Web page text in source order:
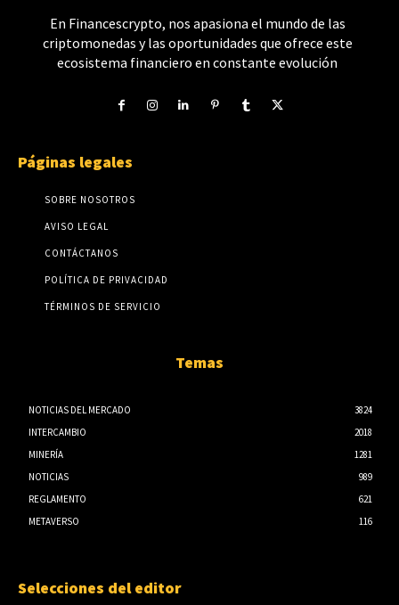
En Financescrypto, nos apasiona el mundo de las
criptomonedas y las oportunidades que ofrece este
ecosistema financiero en constante evolución
Páginas legales
SOBRE NOSOTROS
AVISO LEGAL
CONTÁCTANOS
POLÍTICA DE PRIVACIDAD
TÉRMINOS DE SERVICIO
Temas
NOTICIAS DEL MERCADO
3824
INTERCAMBIO
2018
MINERÍA
1281
NOTICIAS
989
REGLAMENTO
621
METAVERSO
116
Selecciones del editor